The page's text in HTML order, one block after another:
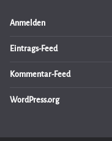
Anmelden
Eintrags-Feed
Kommentar-Feed
WordPress.org